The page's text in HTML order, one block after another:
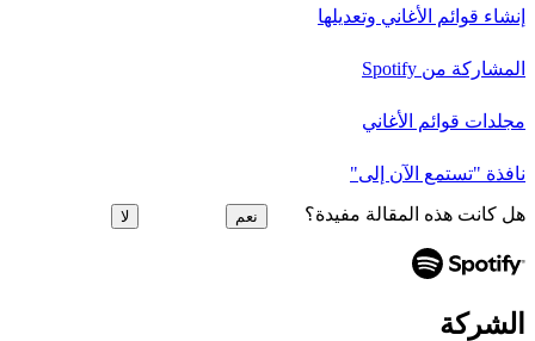
إنشاء قوائم الأغاني وتعديلها
المشاركة من Spotify
مجلدات قوائم الأغاني
نافذة "تستمع الآن إلى"
هل كانت هذه المقالة مفيدة؟ نعم لا
الشركة